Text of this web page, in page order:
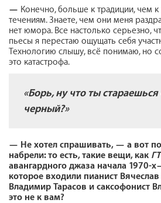
— Конечно, больше к традиции, чем
течениям. Знаете, чем они меня
нет юмора. Все настолько серьезно,
пьесы я перестаю ощущать себя
Технологию слышу, всё понимаю, но
это катастрофа.
«Борь, ну что ты стараешься
черный?»
— Не хотел спрашивать, — а вот
набрели: то есть, такие вещи, как
авангардного джаза начала 1970-
которое входили пианист
Владимир Тарасов и саксофонист
это не к вам?